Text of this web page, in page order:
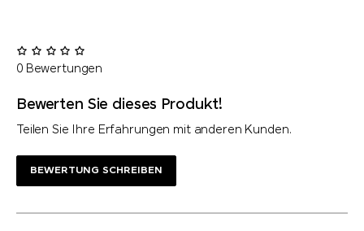
0 Bewertungen
Bewerten Sie dieses Produkt!
Teilen Sie Ihre Erfahrungen mit anderen Kunden.
BEWERTUNG SCHREIBEN